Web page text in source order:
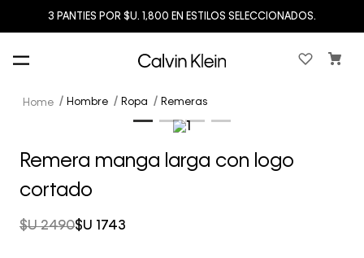
3 PANTIES POR $U. 1,800 EN ESTILOS SELECCIONADOS.
Hombre Ropa Remeras
Remera manga larga con logo
cortado
$U 1743
$U 2490